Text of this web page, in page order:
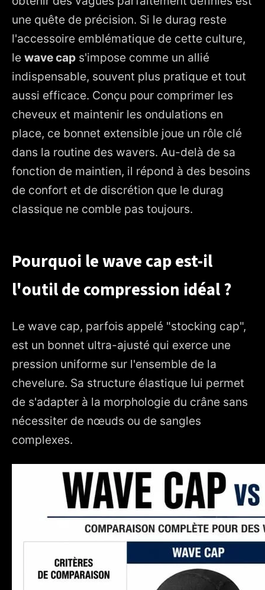
3. Comment bien choisir et utiliser son bonnet à vagues ?
4. Entretien et durabilité : préserver l'élasticité de votre
accessoire
une quête de précision. Si le durag reste
l'accessoire emblématique de cette culture,
le wave cap s'impose comme un allié
indispensable, souvent plus pratique et tout
aussi efficace. Conçu pour comprimer les
cheveux et maintenir les ondulations en
place, ce bonnet extensible joue un rôle clé
dans la routine des wavers. Au-delà de sa
fonction de maintien, il répond à des besoins
de confort et de discrétion que le durag
classique ne comble pas toujours.
Pourquoi le wave cap est-il
l'outil de compression idéal ?
Le wave cap, parfois appelé "stocking cap",
est un bonnet ultra-ajusté qui exerce une
pression uniforme sur l'ensemble de la
chevelure. Sa structure élastique lui permet
de s'adapter à la morphologie du crâne sans
nécessiter de nœuds ou de sangles
complexes.